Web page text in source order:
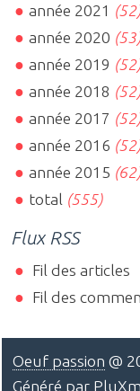
année 2021
année 2020
année 2019
année 2018
année 2017
année 2016
année 2015
total (555)
Flux RSS
Fil des articles
Fil des
Oeuf passion @
Généré par